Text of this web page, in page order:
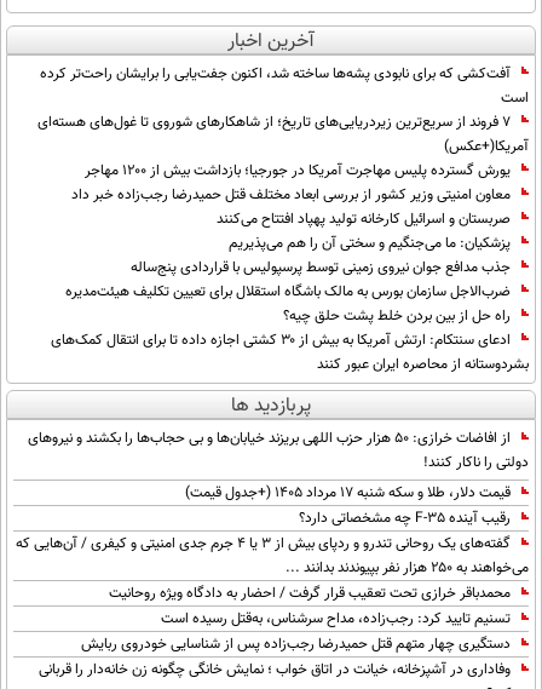
آخرین اخبار
آفت‌کشی که برای نابودی پشه‌ها ساخته شد، اکنون جفت‌یابی را برایشان راحت‌تر کرده
است
۷ فروند از سریع‌ترین زیردریایی‌های تاریخ؛ از شاهکارهای شوروی تا غول‌های هسته‌ای
آمریکا(+عکس)
یورش گسترده پلیس مهاجرت آمریکا در جورجیا؛ بازداشت بیش از ۱۲۰۰ مهاجر
معاون امنیتی وزیر کشور از بررسی ابعاد مختلف قتل حمیدرضا رجب‌زاده خبر داد
صربستان و اسرائیل کارخانه تولید پهپاد افتتاح می‌کنند
پزشکیان: ما می‌جنگیم و سختی آن را هم می‌پذیریم
جذب مدافع جوان نیروی زمینی توسط پرسپولیس با قراردادی پنج‌ساله
ضرب‌الاجل سازمان بورس به مالک باشگاه استقلال برای تعیین تکلیف هیئت‌مدیره
راه حل از بین بردن خلط پشت حلق چیه؟
ادعای سنتکام: ارتش آمریکا به بیش از ۳۰ کشتی اجازه داده تا برای انتقال کمک‌های
بشردوستانه از محاصره ایران عبور کنند
پربازدید ها
از افاضات خرازی: ۵۰ هزار حزب اللهی بریزند خیابان‌ها و بی حجاب‌ها را بکشند و نیرو‌های
دولتی را ناکار کنند!
قیمت دلار، طلا و سکه شنبه ۱۷ مرداد ۱۴۰۵ (+جدول قیمت)
رقیب آینده F-35 چه مشخصاتی دارد؟
گفته‌های یک روحانی تندرو و ردپای بیش از ۳ یا ۴ جرم جدی امنیتی و کیفری / آن‌هایی که
می‌خواهند به ۲۵۰ هزار نفر بپیوندند بدانند ...
محمدباقر خرازی تحت تعقیب قرار گرفت / احضار به دادگاه ویژه روحانیت
تسنیم تایید کرد: رجب‌زاده، مداح سرشناس، به‌قتل رسیده است
دستگیری چهار متهم قتل حمیدرضا رجب‌زاده پس از شناسایی خودروی ربایش
وفاداری در آشپزخانه، خیانت در اتاق خواب ؛ نمایش خانگی چگونه زن خانه‌دار را قربانی